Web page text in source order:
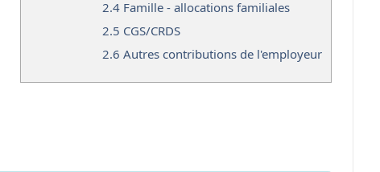
2.4 Famille - allocations familiales
2.5 CGS/CRDS
2.6 Autres contributions de l'employeur